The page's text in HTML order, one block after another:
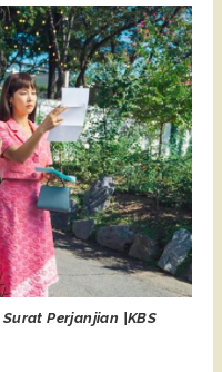
Perjanjian |KBS